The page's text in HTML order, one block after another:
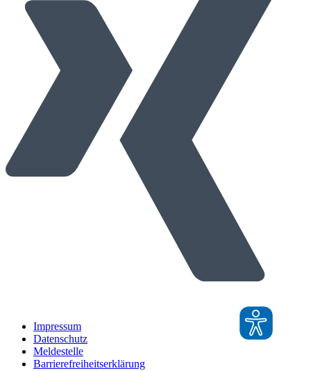
Impressum
Datenschutz
Meldestelle
Barrierefreiheitserklärung